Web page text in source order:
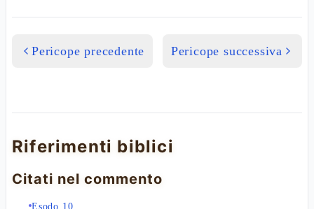
Pericope precedente Pericope successiva
Riferimenti biblici
Citati nel commento
Esodo 10